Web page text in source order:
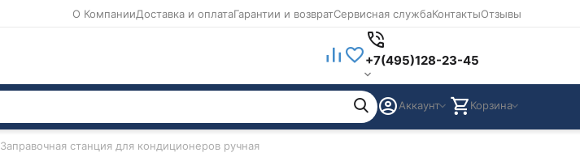
О КомпанииДоставка и оплатаГарантии и возвратСервисная службаКонтактыОтзывы
+7(495)128-23-45
Аккаунт Корзина
Заправочная станция для кондиционеров ручная